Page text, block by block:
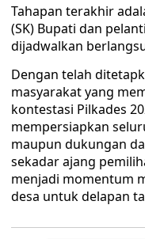
Tahapan terakhir
(SK) Bupati dan
dijadwalkan
Dengan telah
masyarakat yang
kontestasi Pilkades
mempersiapkan
maupun dukungan
sekadar ajang
menjadi momentum
desa untuk delapan